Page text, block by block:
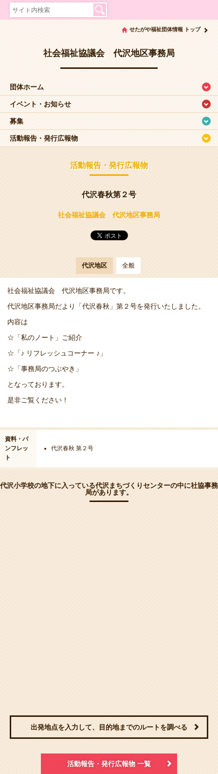
せたがや福祉団体情報 トップ
社会福祉協議会 代沢地区事務局
団体ホーム
イベント・お知らせ
募集
活動報告・発行広報物
活動報告・発行広報物
代沢春秋第２号
社会福祉協議会 代沢地区事務局
代沢地区 全般
社会福祉協議会 代沢地区事務局です。
代沢地区事務局だより「代沢春秋」第２号を発行いたしました。
内容は
☆「私のノート」ご紹介
☆「♪ リフレッシュコーナー ♪」
☆「事務局のつぶやき」
となっております。
是非ご覧ください！
資料・パ
ンフレッ
ト
代沢春秋 第２号
代沢小学校の地下に入っている代沢まちづくりセンターの中に社協事務
局があります。
出発地点を入力して、目的地までのルートを調べる
活動報告・発行広報物 一覧